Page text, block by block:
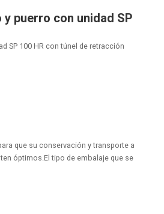
puerro con unidad SP
SP 100 HR con túnel de retracción
que su conservación y transporte a
óptimos.El tipo de embalaje que se